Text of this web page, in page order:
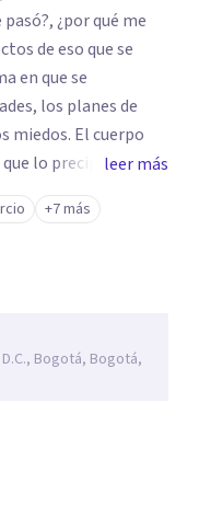
¿por qué me
de eso que se
en que se
los planes de
miedos. El cuerpo
lo precipita a
Algunas personas
en cuando, en la
¿tendrá que ver esto
es difícil hablar con
por la misma duda
por los silencios
propongo una
que pasó y para
Soltar el lazo con el
o de quienes
leer más
+7 más
Bogotá, Bogotá,